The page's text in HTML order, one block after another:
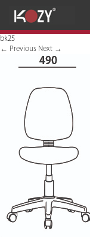
bk25
← Previous Next →